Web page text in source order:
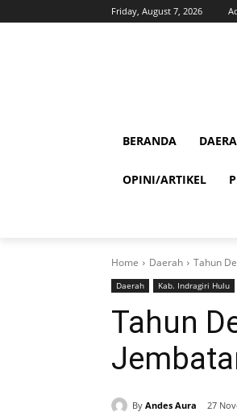
Friday, August 7, 2026
BERANDA
OPINI/ARTIKEL
Home Daerah Tahun
Daerah Kab. Indragiri Hulu
Tahun
By Andes Aura 27